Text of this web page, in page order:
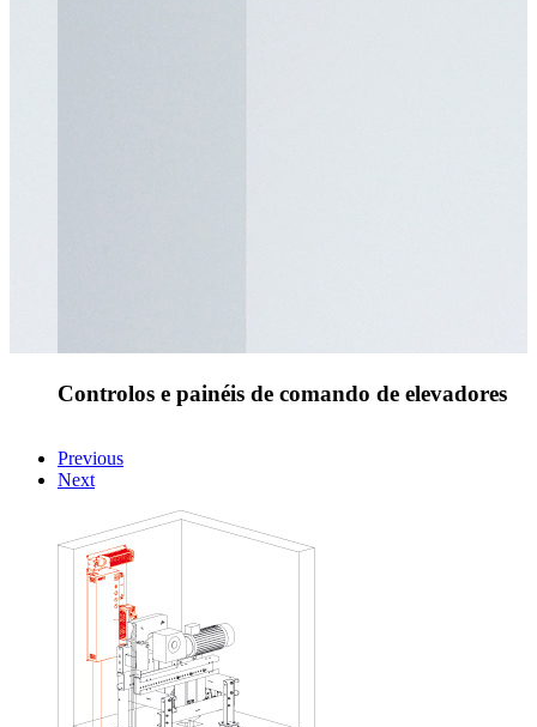
Controlos e painéis de comando de elevadores
Previous
Next